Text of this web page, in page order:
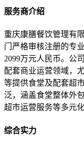
服务商介绍
重庆康膳餐饮管理有
门严格审核注册的专
2099万元人民币。公
配套商业运营领域，
等提供食堂及配套超
泛，涵盖食堂整体外
超市运营服务等多元
综合实力